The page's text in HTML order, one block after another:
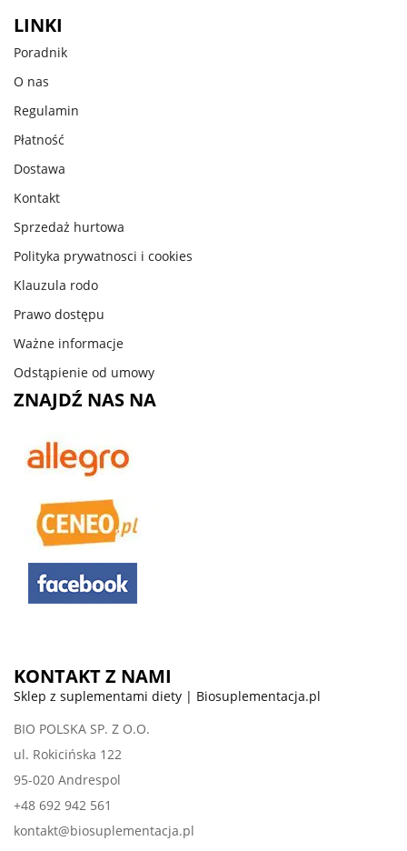
LINKI
Poradnik
O nas
Regulamin
Płatność
Dostawa
Kontakt
Sprzedaż hurtowa
Polityka prywatnosci i cookies
Klauzula rodo
Prawo dostępu
Ważne informacje
Odstąpienie od umowy
ZNAJDŹ NAS NA
KONTAKT Z NAMI
Sklep z suplementami diety | Biosuplementacja.pl
BIO POLSKA SP. Z O.O.
ul. Rokicińska 122
95-020 Andrespol
+48 692 942 561
kontakt@biosuplementacja.pl